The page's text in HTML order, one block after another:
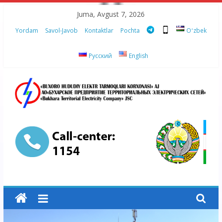
content
Juma, Avgust 7, 2026
Yordam Savol-Javob Kontaktlar Pochta Oʻzbek
Русский English
“Buxoro
hududiy
elektr
tarmoqlari